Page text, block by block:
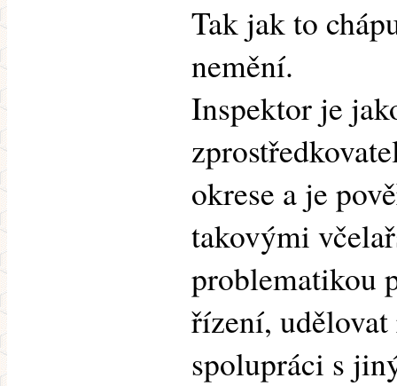
Tak jak to
nemění.
Inspektor je
okrese a je
takovými
problematikou
řízení,
spolupráci s